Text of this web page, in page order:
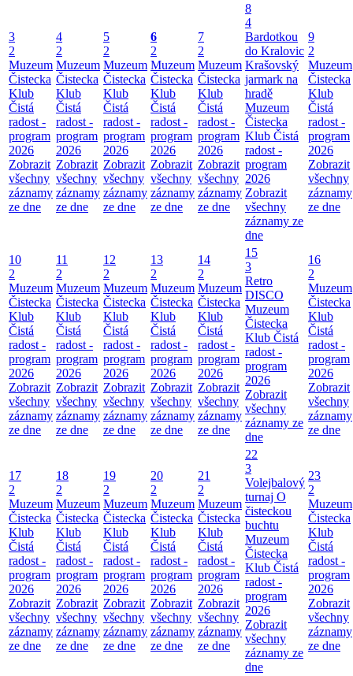
3
2
Muzeum
Čistecka
Klub
Čistá
radost -
program
2026
Zobrazit
všechny
záznamy
ze dne
4
2
Muzeum
Čistecka
Klub
Čistá
radost -
program
2026
Zobrazit
všechny
záznamy
ze dne
5
2
Muzeum
Čistecka
Klub
Čistá
radost -
program
2026
Zobrazit
všechny
záznamy
ze dne
6
2
Muzeum
Čistecka
Klub
Čistá
radost -
program
2026
Zobrazit
všechny
záznamy
ze dne
7
2
Muzeum
Čistecka
Klub
Čistá
radost -
program
2026
Zobrazit
všechny
záznamy
ze dne
8
4
Bardotkou
do Kralovic
Krašovský
jarmark na
hradě
Muzeum
Čistecka
Klub Čistá
radost -
program
2026
Zobrazit
všechny
záznamy ze
dne
9
2
Muzeum
Čistecka
Klub
Čistá
radost -
program
2026
Zobrazit
všechny
záznamy
ze dne
10
2
Muzeum
Čistecka
Klub
Čistá
radost -
program
2026
Zobrazit
všechny
záznamy
ze dne
11
2
Muzeum
Čistecka
Klub
Čistá
radost -
program
2026
Zobrazit
všechny
záznamy
ze dne
12
2
Muzeum
Čistecka
Klub
Čistá
radost -
program
2026
Zobrazit
všechny
záznamy
ze dne
13
2
Muzeum
Čistecka
Klub
Čistá
radost -
program
2026
Zobrazit
všechny
záznamy
ze dne
14
2
Muzeum
Čistecka
Klub
Čistá
radost -
program
2026
Zobrazit
všechny
záznamy
ze dne
15
3
Retro
DISCO
Muzeum
Čistecka
Klub Čistá
radost -
program
2026
Zobrazit
všechny
záznamy ze
dne
16
2
Muzeum
Čistecka
Klub
Čistá
radost -
program
2026
Zobrazit
všechny
záznamy
ze dne
17
2
Muzeum
Čistecka
Klub
Čistá
radost -
program
2026
Zobrazit
všechny
záznamy
ze dne
18
2
Muzeum
Čistecka
Klub
Čistá
radost -
program
2026
Zobrazit
všechny
záznamy
ze dne
19
2
Muzeum
Čistecka
Klub
Čistá
radost -
program
2026
Zobrazit
všechny
záznamy
ze dne
20
2
Muzeum
Čistecka
Klub
Čistá
radost -
program
2026
Zobrazit
všechny
záznamy
ze dne
21
2
Muzeum
Čistecka
Klub
Čistá
radost -
program
2026
Zobrazit
všechny
záznamy
ze dne
22
3
Volejbalový
turnaj O
čisteckou
buchtu
Muzeum
Čistecka
Klub Čistá
radost -
program
2026
Zobrazit
všechny
záznamy ze
dne
23
2
Muzeum
Čistecka
Klub
Čistá
radost -
program
2026
Zobrazit
všechny
záznamy
ze dne